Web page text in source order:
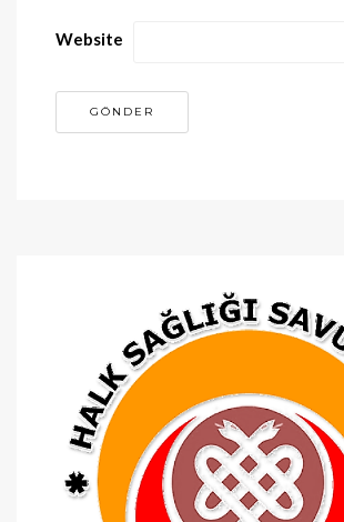
Website